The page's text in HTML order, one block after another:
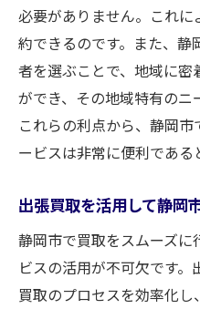
必要がありません。これ
約できるのです。また、
者を選ぶことで、地域に密
ができ、その地域特有のニ
これらの利点から、静岡
ービスは非常に便利である
出張買取を活用して静岡
静岡市で買取をスムーズ
ビスの活用が不可欠です。
買取のプロセスを効率化